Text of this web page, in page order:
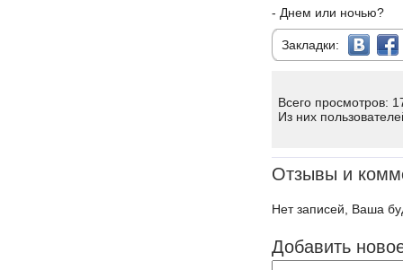
- Днем или ночью?
Закладки:
Всего просмотров:
Из них
Отзывы и
Нет записей, Ваша
Добавить